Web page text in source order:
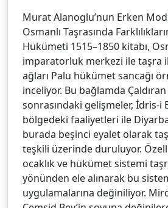
Murat Alanoglu’nun Erken
Osmanlı Taşrasında
Hükümeti 1515–1850 kitabı,
imparatorluk merkezi ile taşra
ağları Palu hükümet sancağı
inceliyor. Bu bağlamda Çaldıran
sonrasındaki gelişmeler, İdris-i
bölgedeki faaliyetleri ile
burada beşinci eyalet olarak
teşkili üzerinde duruluyor.
ocaklık ve hükümet sistemi
yönünden ele alınarak bu
uygulamalarına değiniliyor.